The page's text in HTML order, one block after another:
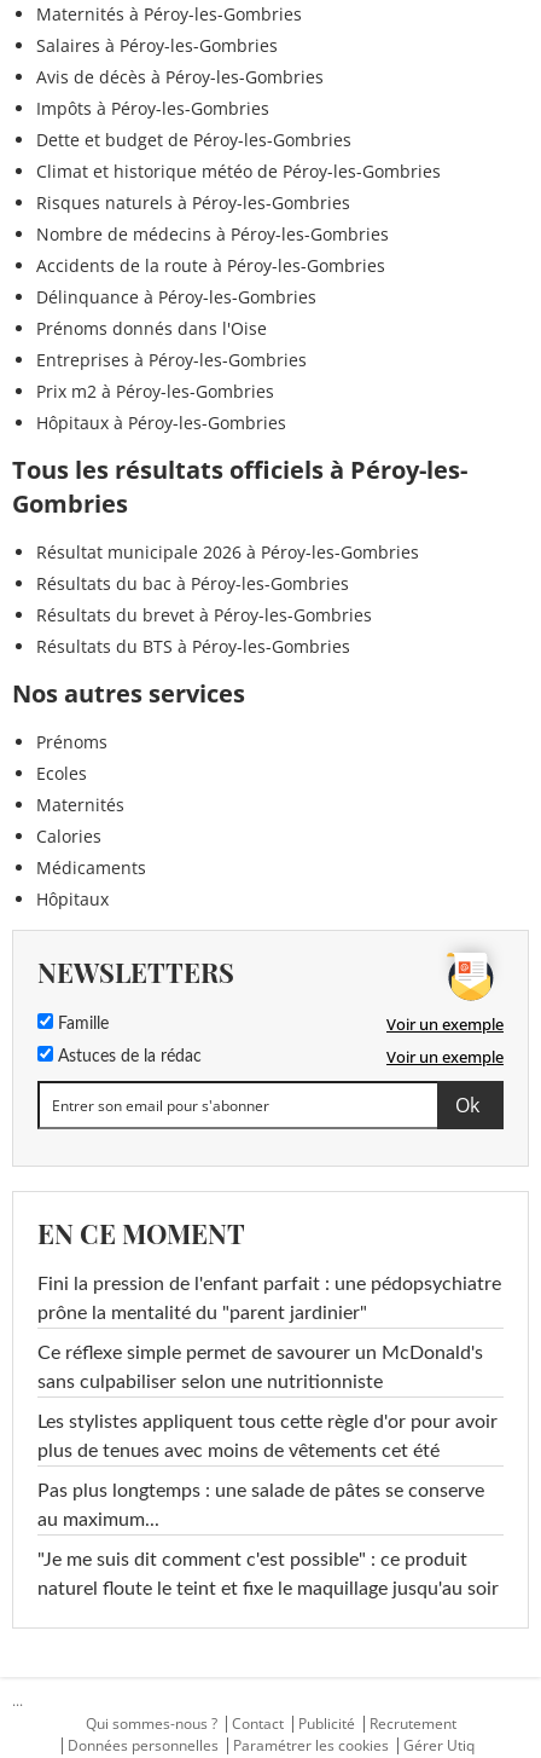
Maternités à Péroy-les-Gombries
Salaires à Péroy-les-Gombries
Avis de décès à Péroy-les-Gombries
Impôts à Péroy-les-Gombries
Dette et budget de Péroy-les-Gombries
Climat et historique météo de Péroy-les-Gombries
Risques naturels à Péroy-les-Gombries
Nombre de médecins à Péroy-les-Gombries
Accidents de la route à Péroy-les-Gombries
Délinquance à Péroy-les-Gombries
Prénoms donnés dans l'Oise
Entreprises à Péroy-les-Gombries
Prix m2 à Péroy-les-Gombries
Hôpitaux à Péroy-les-Gombries
Tous les résultats officiels à Péroy-les-
Gombries
Résultat municipale 2026 à Péroy-les-Gombries
Résultats du bac à Péroy-les-Gombries
Résultats du brevet à Péroy-les-Gombries
Résultats du BTS à Péroy-les-Gombries
Nos autres services
Prénoms
Ecoles
Maternités
Calories
Médicaments
Hôpitaux
NEWSLETTERS
Famille Voir un exemple
Astuces de la rédac Voir un exemple
EN CE MOMENT
Fini la pression de l'enfant parfait : une pédopsychiatre
prône la mentalité du "parent jardinier"
Ce réflexe simple permet de savourer un McDonald's
sans culpabiliser selon une nutritionniste
Les stylistes appliquent tous cette règle d'or pour avoir
plus de tenues avec moins de vêtements cet été
Pas plus longtemps : une salade de pâtes se conserve
au maximum...
"Je me suis dit comment c'est possible" : ce produit
naturel floute le teint et fixe le maquillage jusqu'au soir
...
Qui sommes-nous ?
Contact Publicité
Recrutement
Données personnelles
Paramétrer les cookies
Gérer Utiq